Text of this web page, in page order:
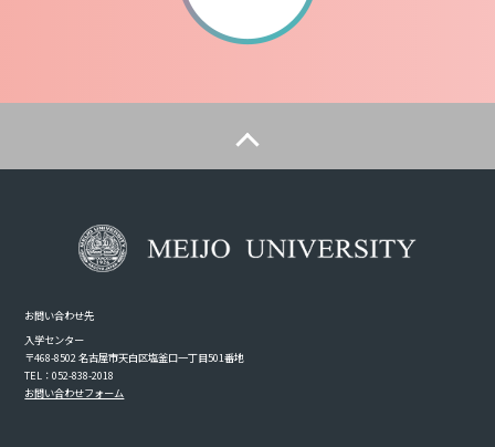
お問い合わせ先
入学センター
〒468-8502 名古屋市天白区塩釜口一丁目501番地
TEL：052-838-2018
お問い合わせフォーム